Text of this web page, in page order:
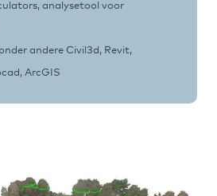
analysetool voor
andere Civil3d, Revit,
ArcGIS